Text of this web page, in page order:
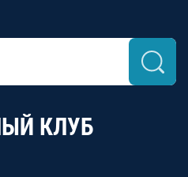
КЛУБ